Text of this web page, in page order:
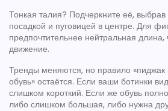
Тонкая талия? Подчеркните её,
посадкой и пуговицей в центре. Для
предпочтительнее нейтральная длина,
движение.
Тренды меняются, но правило «пиджак
обувь» остаётся. Если ваши ботинки
слишком короткий. Если же обувь
либо слишком большая, либо нужна